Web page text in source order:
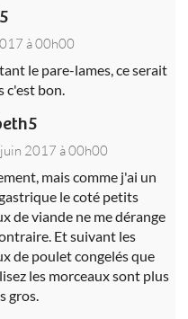
à 00h00
le pare-lames, ce serait
c'est bon.
2017 à 00h00
mais comme j'ai un
le coté petits
de viande ne me dérange
Et suivant les
de poulet congelés que
les morceaux sont plus
gros.